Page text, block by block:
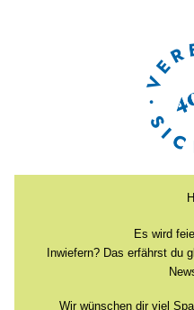
Es wird
Inwiefern? Das erfährst du
Wir wünschen dir viel